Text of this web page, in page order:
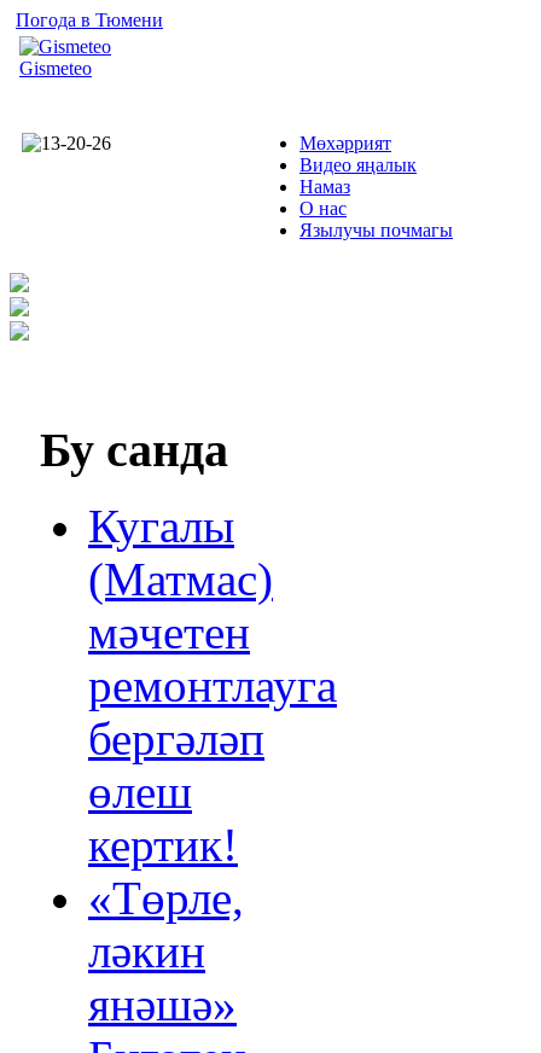
Погода в Тюмени
Gismeteo
Мөхәррият
Видео яңалык
Намаз
О нас
Язылучы почмагы
Бу санда
Кугалы
(Матмас)
мәчетен
ремонтлауга
бергәләп
өлеш
кертик!
«Төрле,
ләкин
янәшә»